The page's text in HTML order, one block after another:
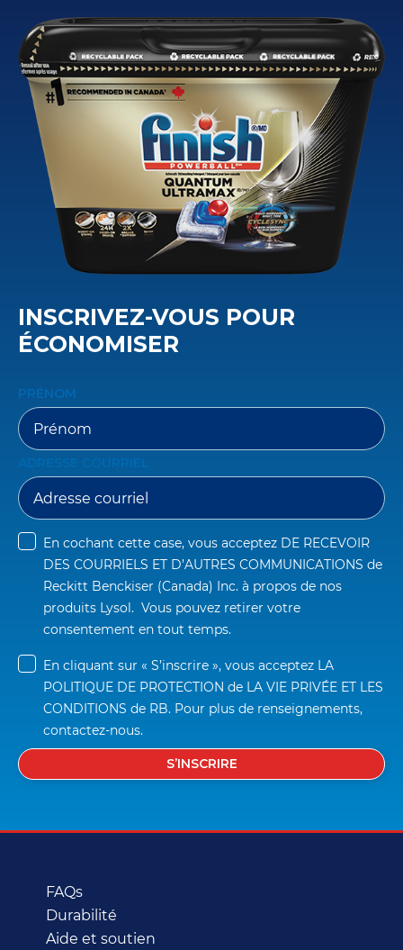
INSCRIVEZ-VOUS POUR
ÉCONOMISER
PRÉNOM
ADRESSE COURRIEL
En cochant cette case, vous acceptez DE RECEVOIR
DES COURRIELS ET D’AUTRES COMMUNICATIONS de
Reckitt Benckiser (Canada) Inc. à propos de nos
produits Lysol.  Vous pouvez retirer votre
consentement en tout temps.
En cliquant sur « S’inscrire », vous acceptez LA
POLITIQUE DE PROTECTION de LA VIE PRIVÉE ET LES
CONDITIONS de RB. Pour plus de renseignements,
contactez-nous.
S’INSCRIRE
FAQs
Durabilité
Aide et soutien